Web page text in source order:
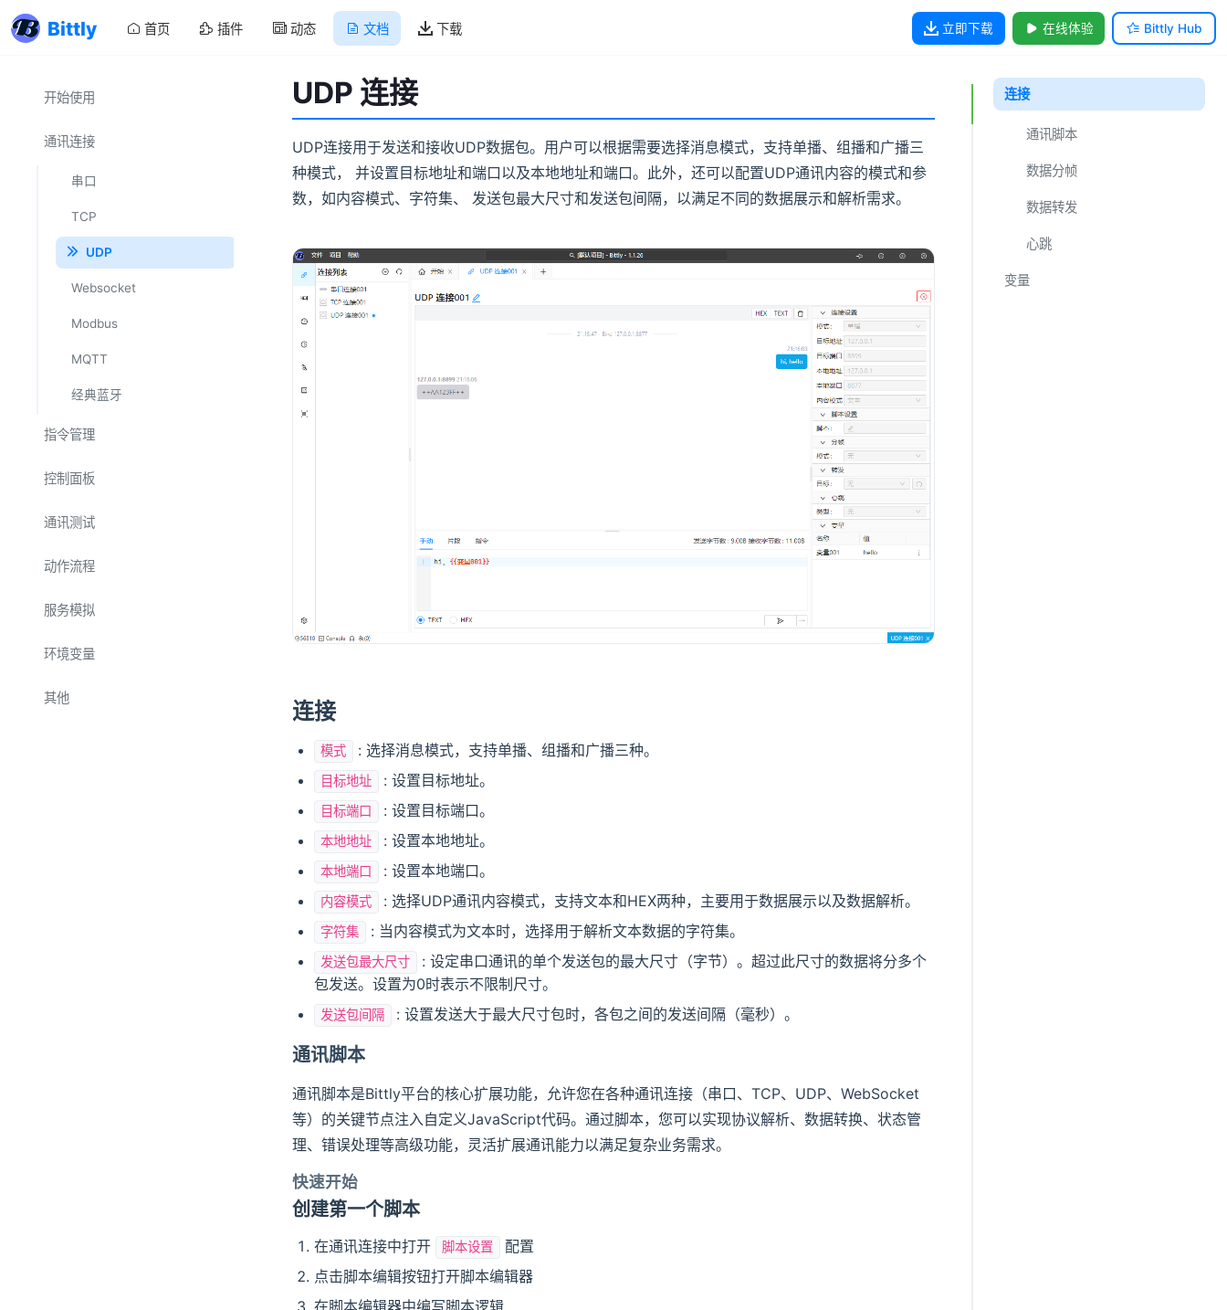
Bittly 首页 插件 动态 文档 下载 立即下载 在线体验 Bittly Hub
开始使用
通讯连接
串口
数据解析 - 结构体
TCP
UDP
Websocket
Modbus
MQTT
经典蓝牙
指令管理
请求参数
文件
结构体
HTTP
文本
HEX
控制面板
组件
开关
通讯测试
单元测试
步骤：脚本
动作流程
执行指令
服务模拟
串口
环境变量
其他
UDP 连接
UDP连接用于发送和接收UDP数据包。用户可以根据需要选择消息模式，支持单播、组播和广播三
种模式， 并设置目标地址和端口以及本地地址和端口。此外，还可以配置UDP通讯内容的模式和参
数，如内容模式、字符集、 发送包最大尺寸和发送包间隔，以满足不同的数据展示和解析需求。
连接
模式 : 选择消息模式，支持单播、组播和广播三种。
目标地址 : 设置目标地址。
目标端口 : 设置目标端口。
本地地址 : 设置本地地址。
本地端口 : 设置本地端口。
内容模式 : 选择UDP通讯内容模式，支持文本和HEX两种，主要用于数据展示以及数据解析。
字符集 : 当内容模式为文本时，选择用于解析文本数据的字符集。
发送包最大尺寸
: 设定串口通讯的单个发送包的最大尺寸（字节）。超过此尺寸的数据将分多个
包发送。设置为0时表示不限制尺寸。
发送包间隔 : 设置发送大于最大尺寸包时，各包之间的发送间隔（毫秒）。
通讯脚本
通讯脚本是Bittly平台的核心扩展功能，允许您在各种通讯连接（串口、TCP、UDP、WebSocket
等）的关键节点注入自定义JavaScript代码。通过脚本，您可以实现协议解析、数据转换、状态管
理、错误处理等高级功能，灵活扩展通讯能力以满足复杂业务需求。
快速开始
创建第一个脚本
在通讯连接中打开 脚本设置
配置
点击脚本编辑按钮打开脚本编辑器
连接
通讯脚本
数据分帧
数据转发
心跳
变量